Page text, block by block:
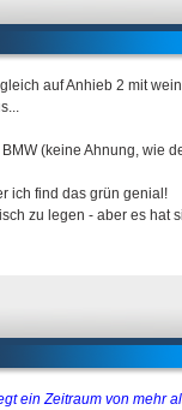
auf Anhieb 2 mit
(keine Ahnung, wie
ich find das grün genial!
zu legen - aber es hat
ein Zeitraum von mehr